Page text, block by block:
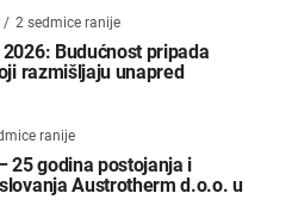
2 sedmice ranije
Budućnost pripada
razmišljaju unapred
ranije
25 godina postojanja i
Austrotherm d.o.o. u